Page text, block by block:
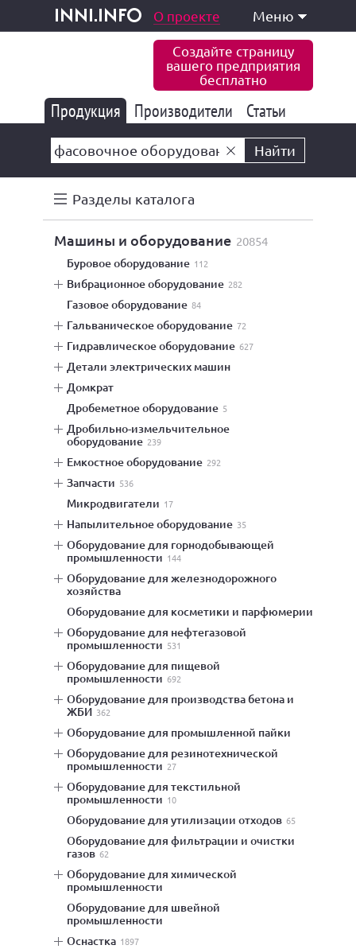
inni.info
и услуги О проекте Меню
Создайте страницу
вашего предприятия
бесплатно
Продукция 177 847
Производители 6 777
Статьи
Найти
Разделы каталога
машины и оборудование 20854
буровое оборудование 112
вибрационное оборудование 282
газовое оборудование 84
гальваническое оборудование 72
гидравлическое оборудование 627
детали электрических машин
домкрат
дробеметное оборудование 5
дробильно-измельчительное
оборудование 239
емкостное оборудование 292
запчасти 536
микродвигатели 17
напылительное оборудование 35
оборудование для горнодобывающей
промышленности 144
оборудование для железнодорожного
хозяйства
оборудование для косметики и парфюмерии
оборудование для нефтегазовой
промышленности 531
оборудование для пищевой
промышленности 692
оборудование для производства бетона и
ЖБИ 362
оборудование для промышленной пайки
оборудование для резинотехнической
промышленности 27
оборудование для текстильной
промышленности 10
оборудование для утилизации отходов 65
оборудование для фильтрации и очистки
газов 62
оборудование для химической
промышленности
оборудование для швейной
промышленности
оснастка 1897